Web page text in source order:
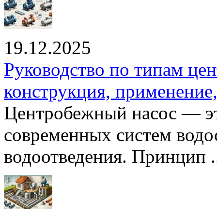
19.12.2025
Руководство по типам
конструкция,
Центробежный насос —
современных систем
водоотведения. Принцип